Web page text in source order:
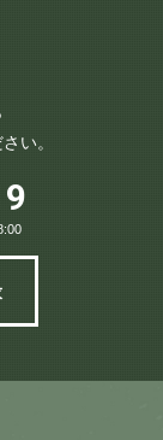
い。